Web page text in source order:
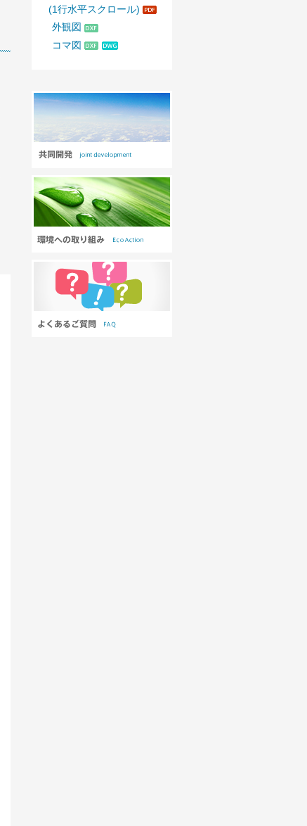
(1行水平スクロール)
外観図
コマ図